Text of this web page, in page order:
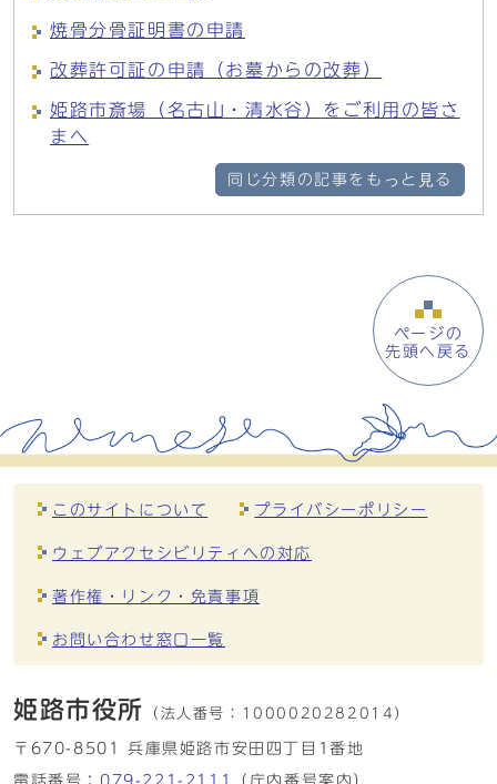
焼骨分骨証明書の申請
改葬許可証の申請（お墓からの改葬）
姫路市斎場（名古山・清水谷）をご利用の皆さ
まへ
同じ分類の記事をもっと見る
ページの
先頭へ戻る
このサイトについて プライバシーポリシー
ウェブアクセシビリティへの対応
著作権・リンク・免責事項
お問い合わせ窓口一覧
姫路市役所 （法人番号： 1000020282014）
〒670-8501 兵庫県姫路市安田四丁目1番地
電話番号： 079-221-2111 （庁内番号案内）